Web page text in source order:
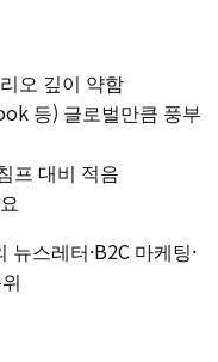
오 깊이 약함
등) 글로벌만큼 풍부
프 대비 적음
스레터·B2C 마케팅·